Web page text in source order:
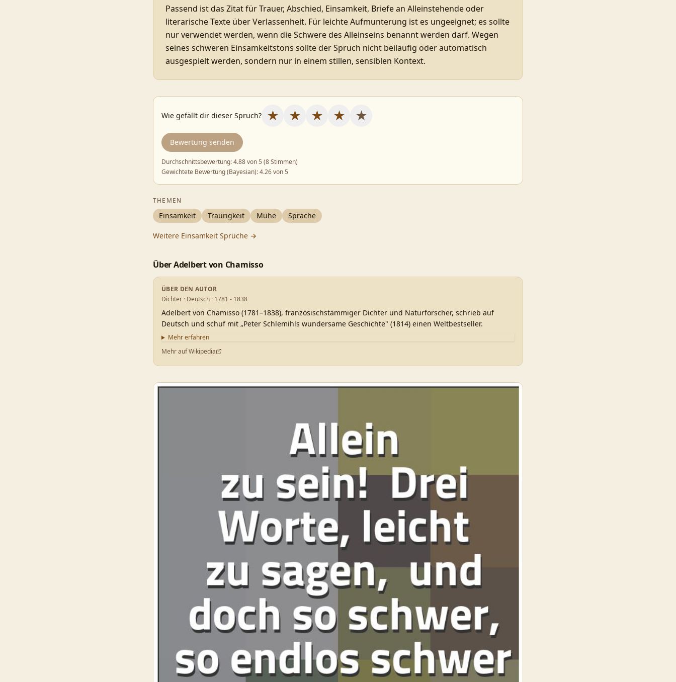
Passend ist das Zitat für Trauer, Abschied, Einsamkeit, Briefe an Alleinstehende oder
literarische Texte über Verlassenheit. Für leichte Aufmunterung ist es ungeeignet; es sollte
nur verwendet werden, wenn die Schwere des Alleinseins benannt werden darf. Wegen
seines schweren Einsamkeitstons sollte der Spruch nicht beiläufig oder automatisch
ausgespielt werden, sondern nur in einem stillen, sensiblen Kontext.
Wie gefällt dir dieser Spruch? ★ ★ ★ ★ ★
Bewertung senden
Durchschnittsbewertung:4.88von 5 (8 Stimmen)
Gewichtete Bewertung (Bayesian):4.26von 5
THEMEN
Einsamkeit Traurigkeit Mühe Sprache
Weitere Einsamkeit Sprüche →
ÜberAdelbert von Chamisso
ÜBER DEN AUTOR
Dichter · Deutsch · 1781 - 1838
Adelbert von Chamisso (1781–1838), französischstämmiger Dichter und Naturforscher, schrieb auf
Deutsch und schuf mit „Peter Schlemihls wundersame Geschichte" (1814) einen Weltbestseller.
Mehr erfahren
Mehr auf Wikipedia